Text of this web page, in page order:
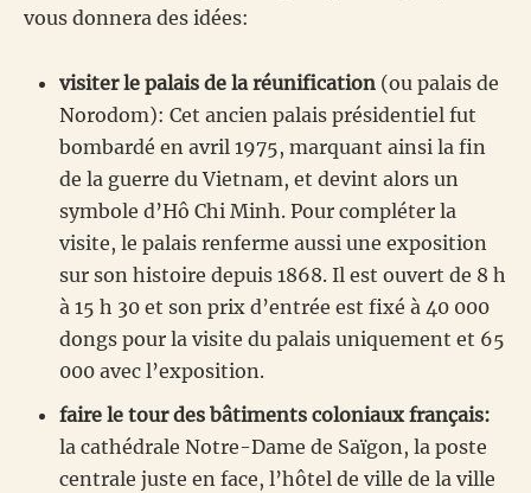
vous donnera des idées:
visiter le palais de la réunification (ou palais de
Norodom): Cet ancien palais présidentiel fut
bombardé en avril 1975, marquant ainsi la fin
de la guerre du Vietnam, et devint alors un
symbole d’Hô Chi Minh. Pour compléter la
visite, le palais renferme aussi une exposition
sur son histoire depuis 1868. Il est ouvert de 8 h
à 15 h 30 et son prix d’entrée est fixé à 40 000
dongs pour la visite du palais uniquement et 65
000 avec l’exposition.
faire le tour des bâtiments coloniaux français:
la cathédrale Notre-Dame de Saïgon, la poste
centrale juste en face, l’hôtel de ville de la ville